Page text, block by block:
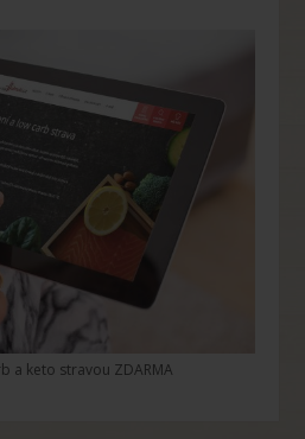
a keto stravou ZDARMA